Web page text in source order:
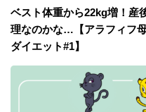
ベスト体重から22kg増！産
理なのかな…【アラフィフ
ダイエット#1】